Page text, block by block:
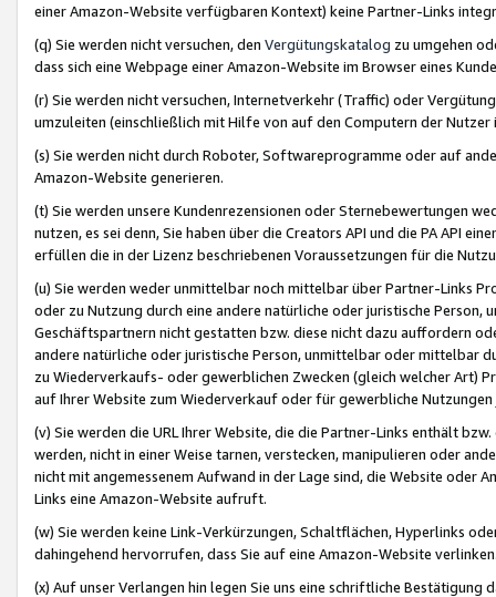
einer Amazon-Website verfügbaren Kontext) keine Partner-Links
(q) Sie werden nicht versuchen, den Vergütungskatalog zu umgehen
dass sich eine Webpage einer Amazon-Website im Browser eines
(r) Sie werden nicht versuchen, Internetverkehr (Traffic) oder
umzuleiten (einschließlich mit Hilfe von auf den Computern der
(s) Sie werden nicht durch Roboter, Softwareprogramme oder auf
Amazon-Website generieren.
(t) Sie werden unsere Kundenrezensionen oder Sternebewertungen
nutzen, es sei denn, Sie haben über die Creators API und die PA API
erfüllen die in der Lizenz beschriebenen Voraussetzungen für die
(u) Sie werden weder unmittelbar noch mittelbar über Partner-Links
oder zu Nutzung durch eine andere natürliche oder juristische
Geschäftspartnern nicht gestatten bzw. diese nicht dazu auffordern
andere natürliche oder juristische Person, unmittelbar oder mittelbar
zu Wiederverkaufs- oder gewerblichen Zwecken (gleich welcher Art)
auf Ihrer Website zum Wiederverkauf oder für gewerbliche
(v) Sie werden die URL Ihrer Website, die die Partner-Links enthält
werden, nicht in einer Weise tarnen, verstecken, manipulieren oder
nicht mit angemessenem Aufwand in der Lage sind, die Website oder
Links eine Amazon-Website aufruft.
(w) Sie werden keine Link-Verkürzungen, Schaltflächen, Hyperlinks
dahingehend hervorrufen, dass Sie auf eine Amazon-Website
(x) Auf unser Verlangen hin legen Sie uns eine schriftliche